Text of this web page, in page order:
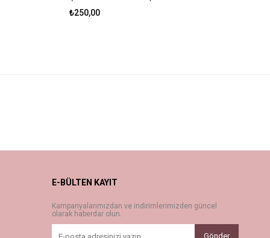
₺250,00
E-BÜLTEN KAYIT
Kampanyalarımızdan ve indirimlerimizden güncel
olarak haberdar olun.
Gönder